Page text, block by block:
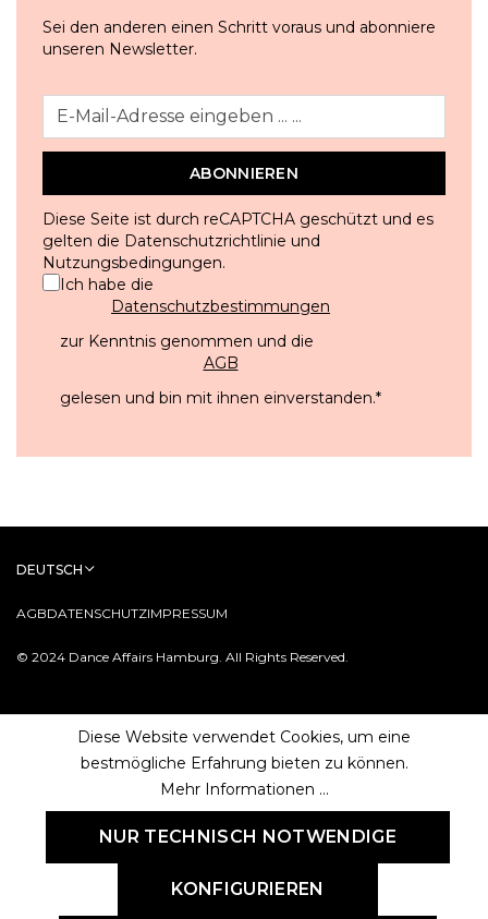
Sei den anderen einen Schritt voraus und abonniere
unseren Newsletter.
ABONNIEREN
Diese Seite ist durch reCAPTCHA geschützt und es
gelten die Datenschutzrichtlinie und
Nutzungsbedingungen.
Ich habe die
Datenschutzbestimmungen
zur Kenntnis genommen und die
AGB
gelesen und bin mit ihnen einverstanden.*
© 2024 Dance Affairs Hamburg. All Rights Reserved.
AGBDATENSCHUTZIMPRESSUM
DEUTSCH
Diese Website verwendet Cookies, um eine
bestmögliche Erfahrung bieten zu können.
Mehr Informationen ...
NUR TECHNISCH NOTWENDIGE
KONFIGURIEREN